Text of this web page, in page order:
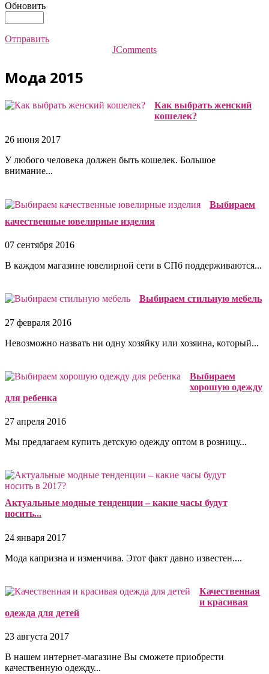
Обновить
Отправить
JComments
Мода 2015
Как выбрать женский
кошелек?
26 июня 2017
У любого человека должен быть кошелек. Большое
внимание...
Выбираем
качественные ювелирные изделия
07 сентября 2016
В каждом магазине ювелирной сети в СПб поддерживаются...
Выбираем стильную мебель
27 февраля 2016
Невозможно назвать ни одну хозяйку или хозяина, который...
Выбираем
хорошую одежду
для ребенка
27 апреля 2016
Мы предлагаем купить детскую одежду оптом в розницу...
Актуальные модные тенденции – какие часы будут
носить...
24 января 2017
Мода капризна и изменчива. Этот факт давно известен....
Качественная
и красивая
одежда для детей
23 августа 2017
В нашем интернет-магазине Вы сможете приобрести
качественную одежду...